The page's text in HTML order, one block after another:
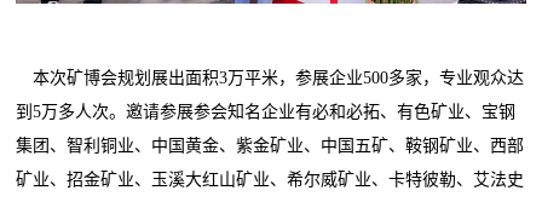
本次矿博会规划展出面积3万平米，参展企业500多家，专业观众达
到5万多人次。邀请参展参会知名企业有必和必拓、有色矿业、宝钢
集团、智利铜业、中国黄金、紫金矿业、中国五矿、鞍钢矿业、西部
矿业、招金矿业、玉溪大红山矿业、希尔威矿业、卡特彼勒、艾法史